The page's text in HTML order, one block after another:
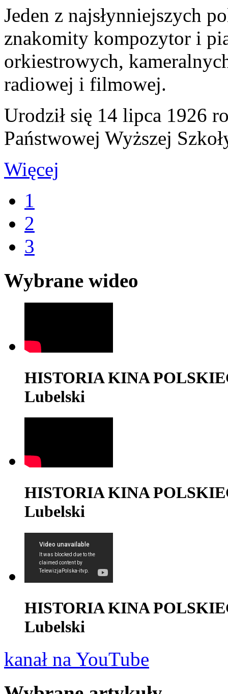
Jeden z najsłynniejszych
znakomity kompozytor i
orkiestrowych,
radiowej i filmowej.
Urodził się 14 lipca 1926
Państwowej Wyższej
Więcej
1
2
3
Wybrane wideo
HISTORIA KINA
Lubelski
HISTORIA KINA
Lubelski
HISTORIA KINA
Lubelski
kanał na YouTube